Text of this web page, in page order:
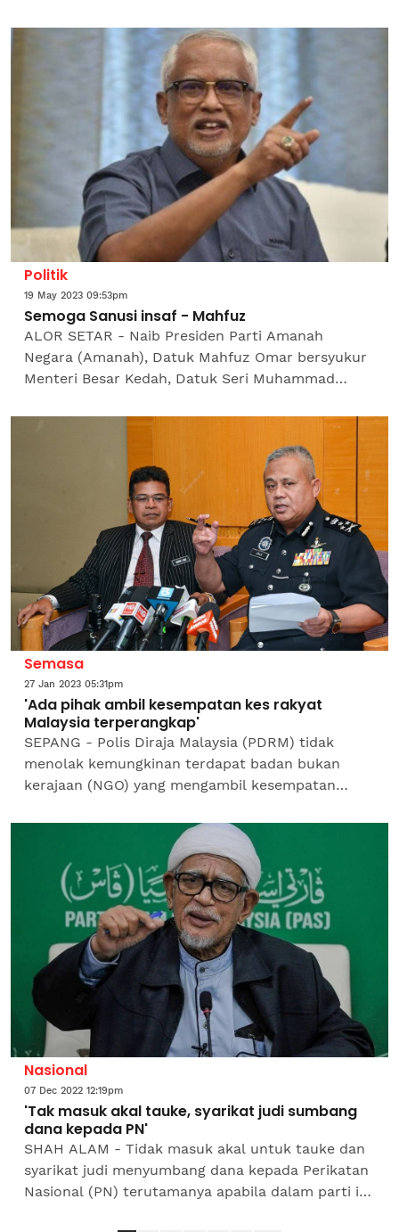
Perikatan Nasional (PN) ,...
Politik
19 May 2023 09:53pm
Semoga Sanusi insaf - Mahfuz
ALOR SETAR - Naib Presiden Parti Amanah
Negara (Amanah), Datuk Mahfuz Omar bersyukur
Menteri Besar Kedah, Datuk Seri Muhammad
beliau telah memfitnahnya...
Semasa
27 Jan 2023 05:31pm
'Ada pihak ambil kesempatan kes rakyat
Malaysia terperangkap'
SEPANG - Polis Diraja Malaysia (PDRM) tidak
menolak kemungkinan terdapat badan bukan
kerajaan (NGO) yang mengambil kesempatan
luar negara untuk dibawa...
Nasional
07 Dec 2022 12:19pm
'Tak masuk akal tauke, syarikat judi sumbang
dana kepada PN'
SHAH ALAM - Tidak masuk akal untuk tauke dan
syarikat judi menyumbang dana kepada Perikatan
Nasional (PN) terutamanya apabila dalam parti itu